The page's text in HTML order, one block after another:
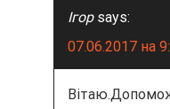
Ігор says:
07.06.2017 на